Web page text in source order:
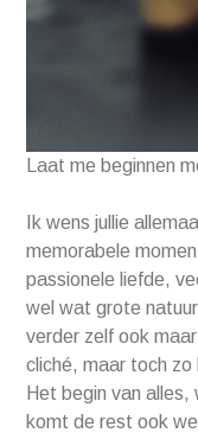
Laat me beginnen
Ik wens jullie
memorabele
passionele liefde,
wel wat grote
verder zelf ook
cliché, maar toch
Het begin van
komt de rest ook